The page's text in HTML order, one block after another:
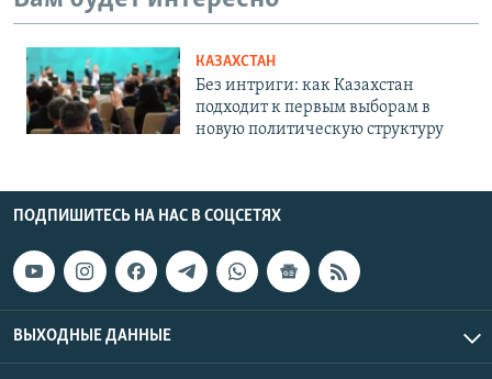
КАЗАХСТАН
Без интриги: как Казахстан
подходит к первым выборам в
новую политическую структуру
ПОДПИШИТЕСЬ НА НАС В СОЦСЕТЯХ
ВЫХОДНЫЕ ДАННЫЕ